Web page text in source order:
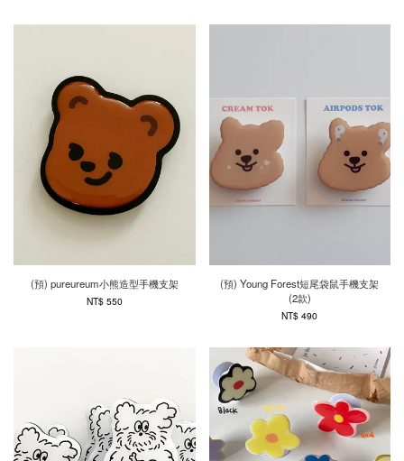
(預) pureureum小熊造型手機支架
NT$ 550
(預) Young Forest短尾袋鼠手機支架
(2款)
NT$ 490